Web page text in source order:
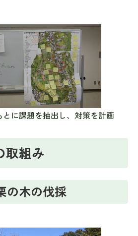
に課題を抽出し、対策を計画
取組み
の木の伐採